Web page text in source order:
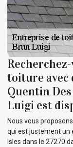
toiture avec
Quentin
Luigi est
Nous vous
qui est justement un
Isles dans le 27270